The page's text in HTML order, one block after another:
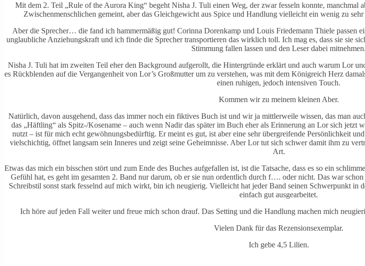
Mit dem 2. Teil „Rule of the Aurora King“ begeht Nisha J. Tuli einen Weg, der zwar fesseln konnte, manchmal
Zwischenmenschlichen gemeint, aber das Gleichgewicht aus Spice und Handlung vielleicht ein wenig zu
Aber die Sprecher… die fand ich hammermäßig gut! Corinna Dorenkamp und Louis Friedemann Thiele passen
unglaubliche Anziehungskraft und ich finde die Sprecher transportieren das wirklich toll. Ich mag es, dass sie sie
Stimmung fallen lassen und den Leser dabei mitnehmen.
Nisha J. Tuli hat im zweiten Teil eher den Background aufgerollt, die Hintergründe erklärt und auch warum Lor
es Rückblenden auf die Vergangenheit von Lor’s Großmutter um zu verstehen, was mit dem Königreich Herz
einen ruhigen, jedoch intensiven Touch.
Kommen wir zu meinem kleinen Aber.
Natürlich, davon ausgehend, dass das immer noch ein fiktives Buch ist und wir ja mittlerweile wissen, das man
das „Häftling“ als Spitz-/Kosename – auch wenn Nadir das später im Buch eher als Erinnerung an Lor sich jetzt
nutzt – ist für mich echt gewöhnungsbedürftig. Er meint es gut, ist aber eine sehr übergreifende Persönlichkeit
vielschichtig, öffnet langsam sein Inneres und zeigt seine Geheimnisse. Aber Lor tut sich schwer damit ihm zu
Art.
Etwas das mich ein bisschen stört und zum Ende des Buches aufgefallen ist, ist die Tatsache, dass es so ein
Gefühl hat, es geht im gesamten 2. Band nur darum, ob er sie nun ordentlich durch f…. oder nicht. Das war
Schreibstil sonst stark fesselnd auf mich wirkt, bin ich neugierig. Vielleicht hat jeder Band seinen Schwerpunkt in
einfach gut ausgearbeitet.
Ich höre auf jeden Fall weiter und freue mich schon drauf. Das Setting und die Handlung machen mich
Vielen Dank für das Rezensionsexemplar.
Ich gebe 4,5 Lilien.